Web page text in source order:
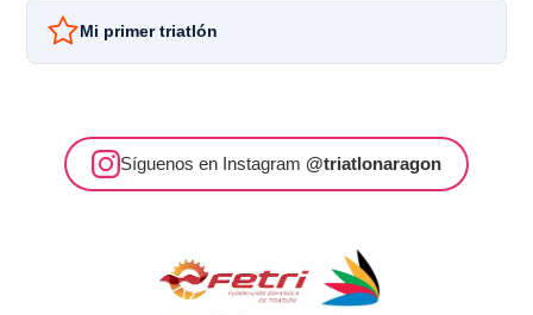
Mi primer triatlón
Síguenos en Instagram @triatlonaragon